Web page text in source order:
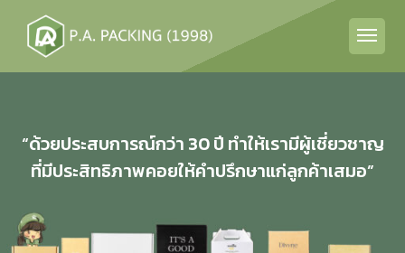
“ด้วยประสบการณ์กว่า 30 ปี ทำให้เรามีผู้เชี่ยวชาญ
ที่มีประสิทธิภาพคอยให้คำปรึกษาแก่ลูกค้าเสมอ”